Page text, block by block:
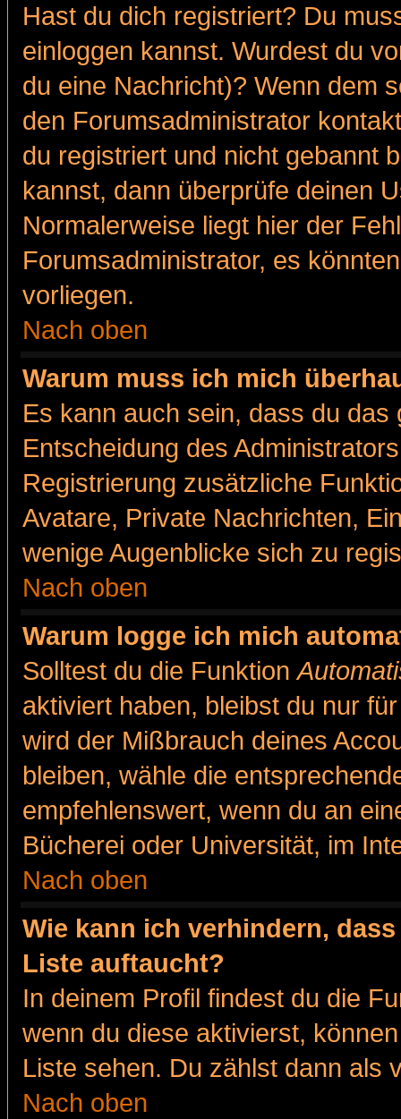
Hast du dich registriert? Du
einloggen kannst. Wurdest du
du eine Nachricht)? Wenn dem
den Forumsadministrator
du registriert und nicht gebannt
kannst, dann überprüfe deinen
Normalerweise liegt hier der
Forumsadministrator, es
vorliegen.
Nach oben
Warum muss ich mich
Es kann auch sein, dass du
Entscheidung des
Registrierung zusätzliche
Avatare, Private Nachrichten,
wenige Augenblicke sich zu
Nach oben
Warum logge ich mich
Solltest du die Funktion
aktiviert haben, bleibst du nur
wird der Mißbrauch deines
bleiben, wähle die
empfehlenswert, wenn du an
Bücherei oder Universität, im
Nach oben
Wie kann ich verhindern,
Liste auftaucht?
In deinem Profil findest du die
wenn du diese aktivierst,
Liste sehen. Du zählst dann als
Nach oben